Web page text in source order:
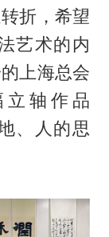
折，希望
艺术的内
上海总会
轴作品
、人的思